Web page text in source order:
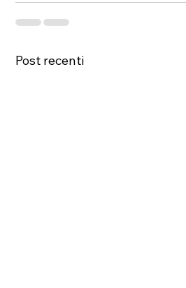
Post recenti